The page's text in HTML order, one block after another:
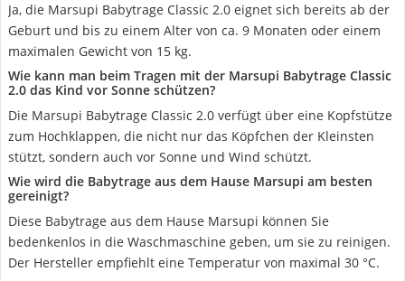
Ja, die Marsupi Babytrage Classic 2.0 eignet sich bereits ab der
Geburt und bis zu einem Alter von ca. 9 Monaten oder einem
maximalen Gewicht von 15 kg.
Wie kann man beim Tragen mit der Marsupi Babytrage Classic
2.0 das Kind vor Sonne schützen?
Die Marsupi Babytrage Classic 2.0 verfügt über eine Kopfstütze
zum Hochklappen, die nicht nur das Köpfchen der Kleinsten
stützt, sondern auch vor Sonne und Wind schützt.
Wie wird die Babytrage aus dem Hause Marsupi am besten
gereinigt?
Diese Babytrage aus dem Hause Marsupi können Sie
bedenkenlos in die Waschmaschine geben, um sie zu reinigen.
Der Hersteller empfiehlt eine Temperatur von maximal 30 °C.